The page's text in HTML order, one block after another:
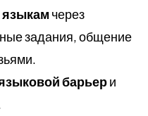
языкам через
задания, общение
барьери